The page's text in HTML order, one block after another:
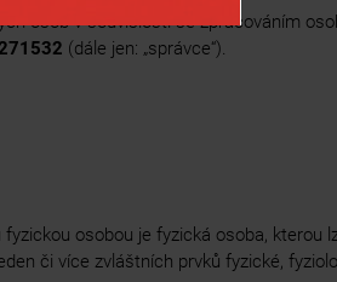
osob v souvislosti se zpracováním
(dále jen: „správce“).
osobou je fyzická osoba, kterou
či více zvláštních prvků fyzické,